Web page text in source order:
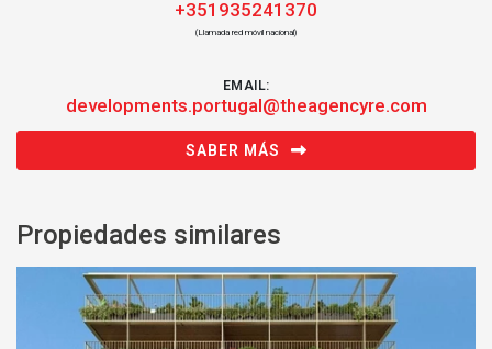
+351935241370
(Llamada red móvil nacional)
EMAIL:
developments.portugal@theagencyre.com
SABER MÁS
Propiedades similares